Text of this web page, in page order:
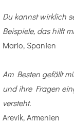
Du kannst wirklich
Beispiele, das hilft
Mario, Spanien
Am Besten gefällt
und ihre Fragen
versteht.
Arevik, Armenien